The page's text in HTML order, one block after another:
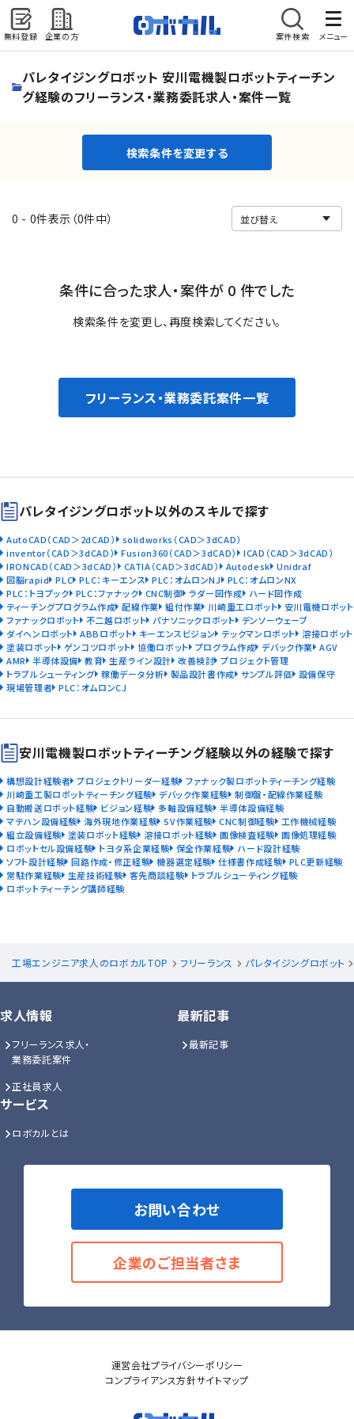
無料登録 企業の方 案件検索 メニュー
検索条件を変更する
パレタイジングロボット 安川電機製ロボットティーチン
グ経験のフリーランス・業務委託求人・案件一覧
検索条件を変更する
0 - 0件表示（0件中）
条件に合った求人・案件が 0 件でした
検索条件を変更し、再度検索してください。
フリーランス・業務委託案件一覧
パレタイジングロボット以外のスキルで探す
AutoCAD（CAD＞2dCAD）
solidworks（CAD＞3dCAD）
inventor（CAD＞3dCAD） Fusion360（CAD＞3dCAD）
ICAD（CAD＞3dCAD）
IRONCAD（CAD＞3dCAD）
CATIA（CAD＞3dCAD） Autodesk Unidraf
図脳rapid PLC PLC：キーエンス PLC：オムロンNJ
PLC：オムロンNX
PLC：トヨプック PLC：ファナック CNC制御 ラダー図作成
ハード図作成
ティーチングプログラム作成 配線作業 組付作業 川崎重工ロボット
安川電機ロボット
ファナックロボット
不二越ロボット パナソニックロボット デンソーウェーブ
ダイヘンロボット ABBロボット キーエンスビジョン テックマンロボット 溶接ロボット
塗装ロボット ゲンコツロボット 協働ロボット プログラム作成 デバック作業 AGV
AMR
半導体設備 教育 生産ライン設計 改善検討 プロジェクト管理
トラブルシューティング 稼働データ分析 製品設計書作成 サンプル評価 設備保守
現場管理者 PLC：オムロンCJ
安川電機製ロボットティーチング経験以外の経験で探す
構想設計経験者 プロジェクトリーダー経験 ファナック製ロボットティーチング経験
川崎重工製ロボットティーチング経験 デバック作業経験 制御盤・配線作業経験
自動搬送ロボット経験 ビジョン経験 多軸設備経験 半導体設備経験
マテハン設備経験 海外現地作業経験 SV作業経験 CNC制御経験 工作機械経験
組立設備経験 塗装ロボット経験 溶接ロボット経験 画像検査経験 画像処理経験
ロボットセル設備経験 トヨタ系企業経験 保全作業経験 ハード設計経験
ソフト設計経験 回路作成・修正経験 機器選定経験 仕様書作成経験 PLC更新経験
常駐作業経験 生産技術経験 客先商談経験 トラブルシューティング経験
ロボットティーチング講師経験
工場エンジニア求人のロボカルTOP フリーランス パレタイジングロボット
求人情報
フリーランス求人・
業務委託案件
正社員求人
最新記事
最新記事
サービス
ロボカルとは
お問い合わせ
企業のご担当者さま
運営会社プライバシーポリシー
コンプライアンス方針サイトマップ